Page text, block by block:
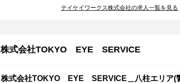
テイケイワークス株式会社の求人一覧を見る
株式会社TOKYO EYE SERVICE
株式会社TOKYO EYE SERVICE＿八柱エリア(